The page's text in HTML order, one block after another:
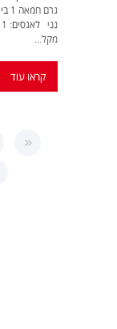
מקל...
קראו עוד